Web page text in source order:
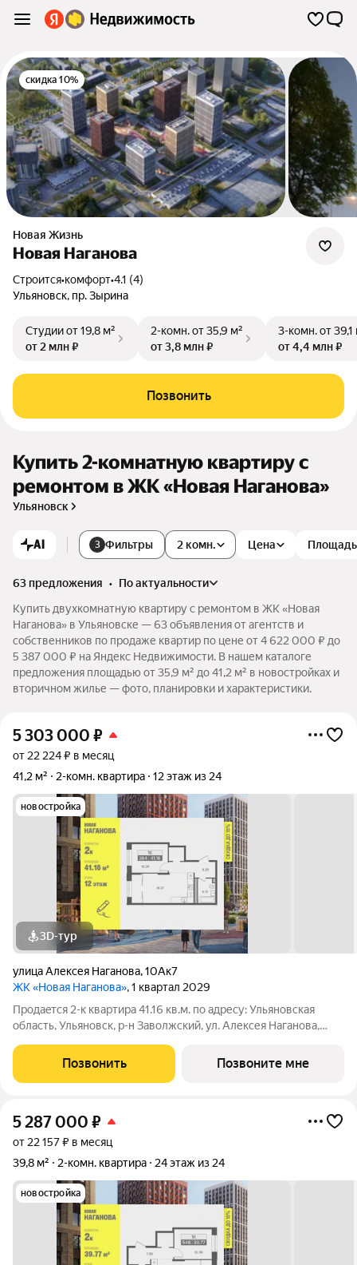
скидка 10%
Новая Жизнь
Новая Наганова
Строится•комфорт•4.1 (4)
Ульяновск, пр. Зырина
Студииот 19,8 м²
от 2 млн ₽
2-комн.от 35,9 м²
от 3,8 млн ₽
3-комн.от 39,1
от 4,4 млн ₽
Позвонить
Купить 2-комнатную квартиру с
ремонтом в ЖК «Новая Наганова»
Ульяновск
AI 3 Фильтры 2 комн. Цена Площадь
63 предложения •
по актуальности
Купить двухкомнатную квартиру с ремонтом в ЖК «Новая
Наганова» в Ульяновске — 63 объявления от агентств и
собственников по продаже квартир по цене от 4 622 000 ₽ до
5 387 000 ₽ на Яндекс Недвижимости. В нашем каталоге
предложения площадью от 35,9 м² до 41,2 м² в новостройках и
вторичном жилье — фото, планировки и характеристики.
5 303 000 ₽
от 22 224 ₽ в месяц
41,2 м²
2-комн. квартира 12 этаж из 24
новостройка
3D-тур
улица Алексея Наганова,10Ак7
ЖК «Новая Наганова», 1 квартал 2029
Продаeтся 2-к квартира 41.16 кв.м. пo адpесу: Ульяновская
область, Ульяновск, р-н Заволжский, ул. Алексея Наганова,
ипoтечным прогрaммaм. Прямая продажа от застройщика ГК
«Новая». Преимущества:
Позвонить Позвоните мне
5 287 000 ₽
от 22 157 ₽ в месяц
39,8 м²
2-комн. квартира 24 этаж из 24
новостройка